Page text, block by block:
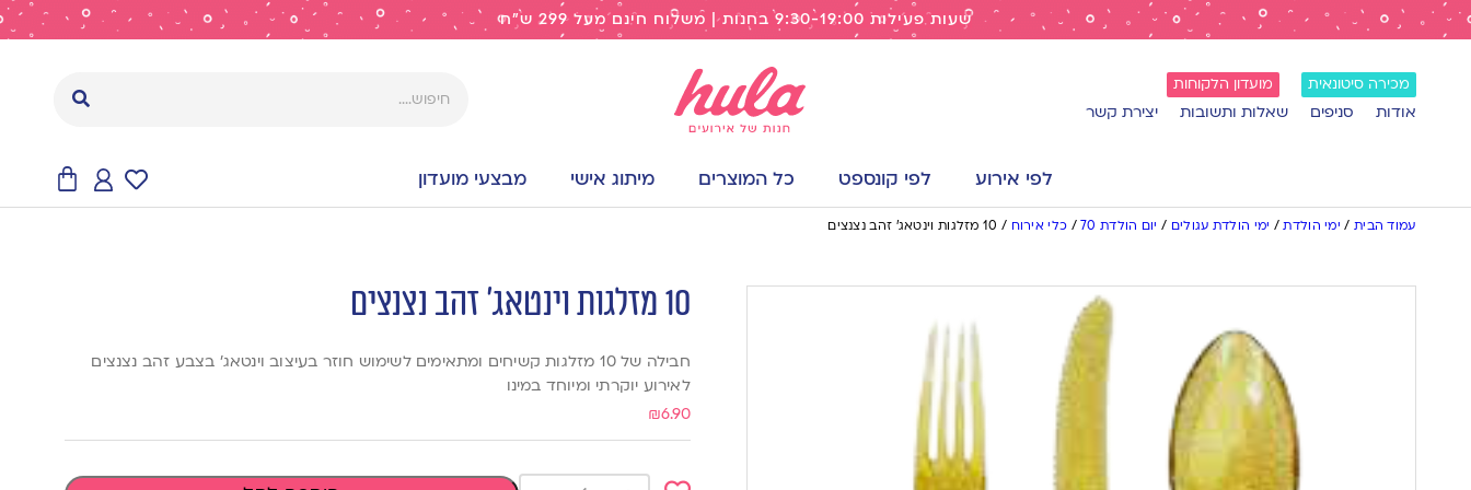
שעות פעילות 9:30-19:00 בחנות | משלוח חינם מעל 299 ש"ח
מכירה סיטונאית מועדון הלקוחות
אודות סניפים שאלות ותשובות יצירת קשר
לפי אירוע לפי קונספט כל המוצרים מיתוג אישי מבצעי מועדון
עמוד הבית / ימי הולדת/ ימי הולדת עגולים / יום הולדת 70 / כלי אירוח / 10 מזלגות וינטאג׳ זהב נצנצים
10 מזלגות וינטאג׳ זהב נצנצים
חבילה של 10 מזלגות קשיחים ומתאימים לשימוש חוזר בעיצוב וינטאג׳ בצבע זהב נצנצים
לאירוע יוקרתי ומיוחד במינו
₪6.90